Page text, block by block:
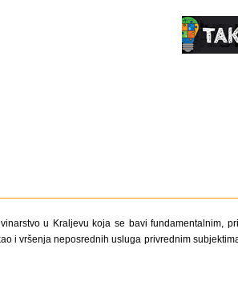
u Kraljevu koja se bavi fundamentalnim,
i vršenja neposrednih usluga privrednim